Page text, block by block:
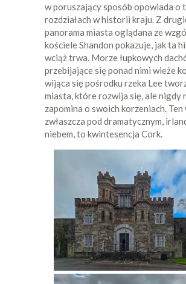
w poruszający sposób opowiada o
rozdziałach w historii kraju. Z
panorama miasta oglądana ze
kościele Shandon pokazuje, jak ta
wciąż trwa. Morze łupkowych
przebijające się ponad nimi wieże
wijąca się pośrodku rzeka Lee
miasta, które rozwija się, ale nigdy
zapomina o swoich korzeniach. Ten
zwłaszcza pod dramatycznym,
niebem, to kwintesencja Cork.